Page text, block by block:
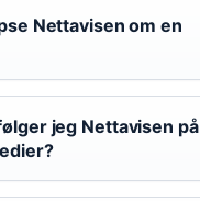
Nettavisen om en
jeg Nettavisen på